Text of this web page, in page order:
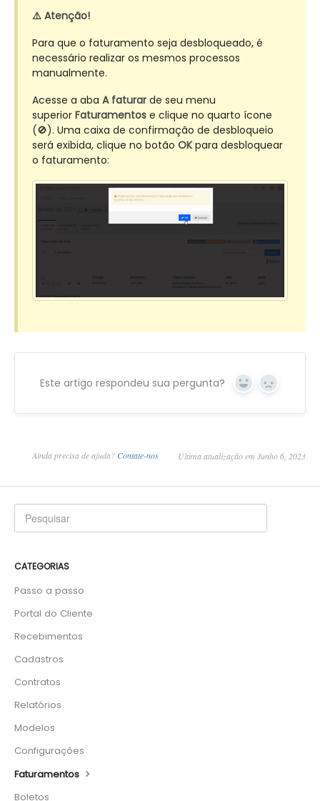
⚠️ Atenção!
Para que o faturamento seja desbloqueado, é
necessário realizar os mesmos processos
manualmente.
Acesse a aba A faturar de seu menu
superior Faturamentos e clique no quarto ícone
(🚫). Uma caixa de confirmação de desbloqueio
será exibida, clique no botão OKpara desbloquear
o faturamento:
Este artigo respondeu sua pergunta? Yes No
Ainda precisa de ajuda? Contate-nos Última atualização em Junho 6, 2023
CATEGORIAS
Passo a passo
Portal do Cliente
Recebimentos
Cadastros
Contratos
Relatórios
Modelos
Configurações
Faturamentos
Boletos